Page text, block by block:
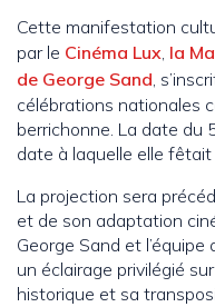
Cette manifestation
par le Cinéma Lux, la
de George Sand,
célébrations nationales
berrichonne. La date du
date à laquelle elle
La projection sera
et de son adaptation
George Sand et
un éclairage privilégié
historique et sa